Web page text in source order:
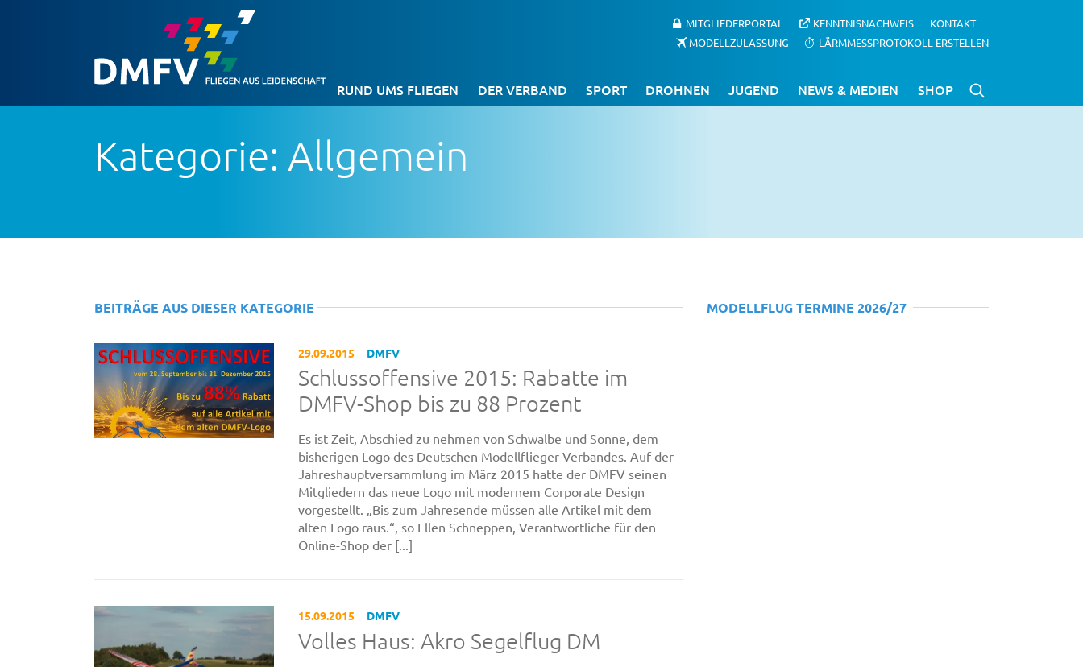
MITGLIEDERPORTAL KENNTNISNACHWEIS
KONTAKT
MODELLZULASSUNG
LÄRMMESSPROTOKOLL ERSTELLEN
RUND UMS FLIEGEN DER VERBAND SPORT DROHNEN JUGEND NEWS & MEDIEN SHOP
Kategorie: Allgemein
BEITRÄGE AUS DIESER KATEGORIE
29.09.2015 DMFV
Schlussoffensive 2015: Rabatte im
DMFV-Shop bis zu 88 Prozent
Es ist Zeit, Abschied zu nehmen von Schwalbe und Sonne, dem
bisherigen Logo des Deutschen Modellflieger Verbandes. Auf der
Jahreshauptversammlung im März 2015 hatte der DMFV seinen
Mitgliedern das neue Logo mit modernem Corporate Design
vorgestellt. „Bis zum Jahresende müssen alle Artikel mit dem
alten Logo raus.“, so Ellen Schneppen, Verantwortliche für den
Online-Shop der [...]
15.09.2015 DMFV
Volles Haus: Akro Segelflug DM
MODELLFLUG TERMINE 2026/27